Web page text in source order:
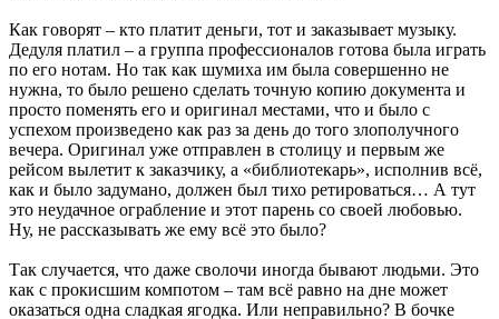
Как говорят – кто платит деньги, тот и заказывает музыку.
Дедуля платил – а группа профессионалов готова была играть
по его нотам. Но так как шумиха им была совершенно не
нужна, то было решено сделать точную копию документа и
просто поменять его и оригинал местами, что и было с
успехом произведено как раз за день до того злополучного
вечера. Оригинал уже отправлен в столицу и первым же
рейсом вылетит к заказчику, а «библиотекарь», исполнив всё,
как и было задумано, должен был тихо ретироваться… А тут
это неудачное ограбление и этот парень со своей любовью.
Ну, не рассказывать же ему всё это было?
Так случается, что даже сволочи иногда бывают людьми. Это
как с прокисшим компотом – там всё равно на дне может
оказаться одна сладкая ягодка. Или неправильно? В бочке